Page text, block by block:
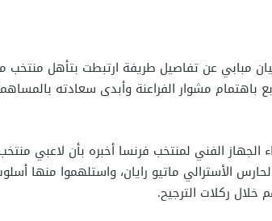
أنه تابع باهتمام مشوار الفراعنة وأبدى سعادته
الفني لمنتخب فرنسا أخبره بأن لاعبي
الأسترالي ماتيو رايان، واستلهموا منها
ركلات الترجيح.